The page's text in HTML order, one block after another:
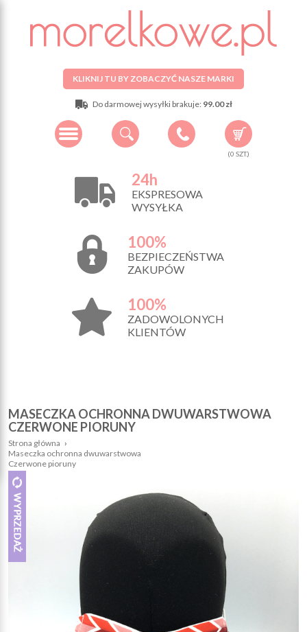
KLIKNIJ TU BY ZOBACZYĆ NASZE MARKI
Do darmowej wysyłki brakuje: 99.00 zł
(0 SZT.)
24h
EKSPRESOWA
WYSYŁKA
100%
BEZPIECZEŃSTWA
ZAKUPÓW
100%
ZADOWOLONYCH
KLIENTÓW
MASECZKA OCHRONNA DWUWARSTWOWA
CZERWONE PIORUNY
Strona główna ›
Maseczka ochronna dwuwarstwowa
Czerwone pioruny